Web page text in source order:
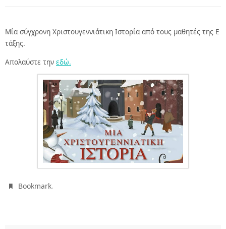
Μία σύγχρονη Χριστουγεννιάτικη Ιστορία από τους μαθητές της Ε
τάξης.
Απολαύστε την εδώ.
Bookmark.